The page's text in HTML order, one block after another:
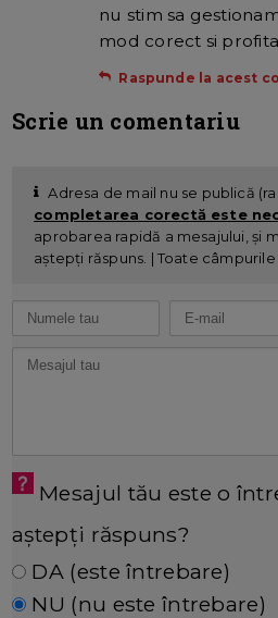
nu stim sa
mod corect si
Raspunde la acest
Scrie un comentariu
Adresa de mail nu se publică
completarea corectă este
aprobarea rapidă a mesajului, și
aștepți răspuns. | Toate
Mesajul tău este o
aștepți răspuns?
DA (este întrebare)
NU (nu este întrebare)